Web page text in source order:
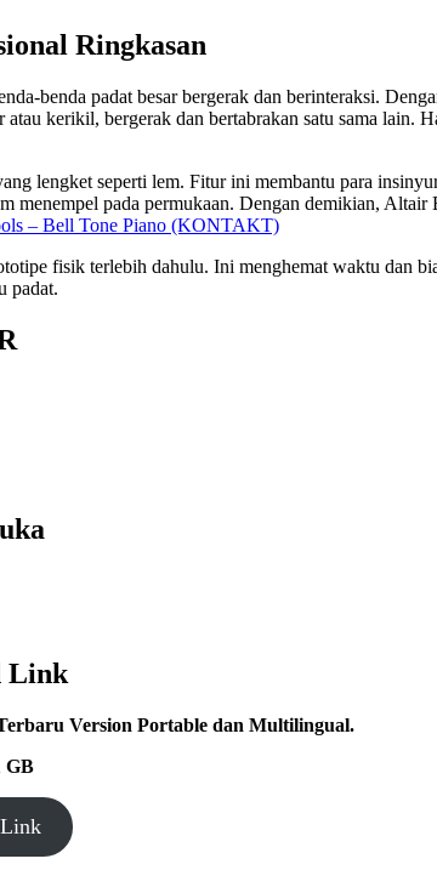
Ringkasan
benda padat besar bergerak dan berinteraksi.
kerikil, bergerak dan bertabrakan satu sama lain.
lengket seperti lem. Fitur ini membantu para
menempel pada permukaan. Dengan demikian,
– Bell Tone Piano (KONTAKT)
fisik terlebih dahulu. Ini menghemat waktu dan
padat.
Link
Version Portable dan Multilingual.
GB